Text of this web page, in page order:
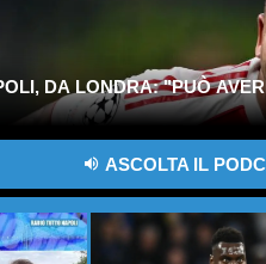
DA LONDRA: "PUÒ
ASCOLTA IL